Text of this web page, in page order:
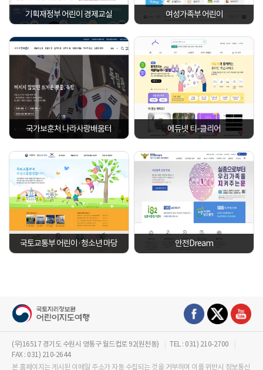
기획재정부 어린이 경제교실 여성가족부 어린이
국가보훈처 나라사랑배움터 에듀넷 티-클리어
국토교통부 어린이·청소년 마당 안전Dream
(우)16517 경기도 수원시 영통구 월드컵로 92(원천동)
TEL : 031) 210-2700
FAX : 031) 210-2644
본 홈페이지는 게시된 이메일 주소가 자동 수집되는 것을 거부하며 이를 위반시 정보통신